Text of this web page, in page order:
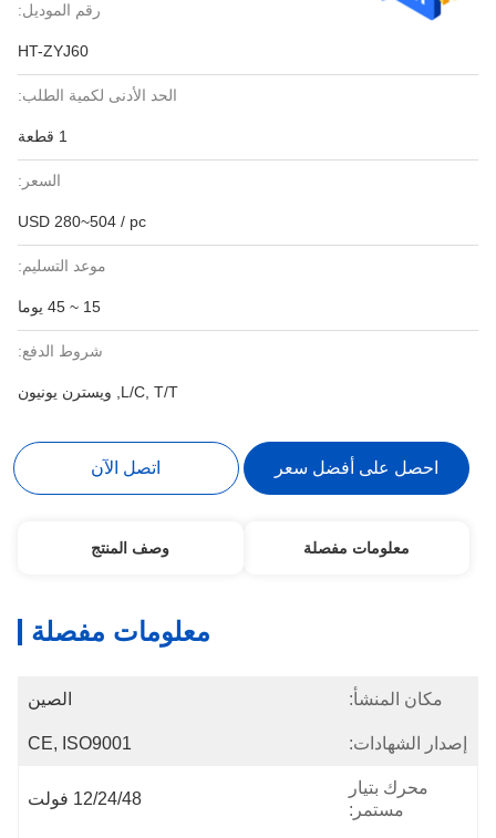
رقم الموديل:
HT-ZYJ60
الحد الأدنى لكمية الطلب:
السعر:
USD 280~504 / pc
موعد التسليم:
15 ~ 45 يوما
شروط الدفع:
L/C, T/T, ويسترن يونيون
احصل على أفضل سعر اتصل الآن
معلومات مفصلة وصف المنتج
معلومات مفصلة
مكان المنشأ: الصين
إصدار الشهادات: CE, ISO9001
محرك بتيار
مستمر:
12/24/48 فولت